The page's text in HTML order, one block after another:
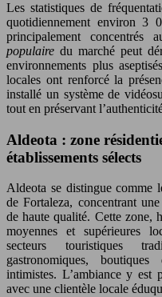
Les statistiques de
quotidiennement environ 3
principalement concentrés
populaire du marché peut
environnements plus
locales ont renforcé la
installé un système de
tout en préservant
Aldeota : zone
établissements sélects
Aldeota se distingue comme
de Fortaleza, concentrant
de haute qualité. Cette zone,
moyennes et supérieures
secteurs touristiques
gastronomiques,
intimistes. L’ambiance y est
avec une clientèle locale